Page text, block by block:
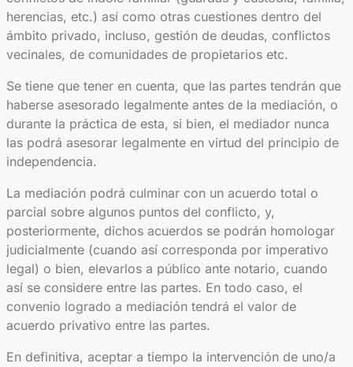
herencias, etc.) así como otras cuestiones dentro del
ámbito privado, incluso, gestión de deudas, conflictos
vecinales, de comunidades de propietarios etc.
Se tiene que tener en cuenta, que las partes tendrán que
haberse asesorado legalmente antes de la mediación, o
durante la práctica de esta, si bien, el mediador nunca
las podrá asesorar legalmente en virtud del principio de
independencia.
La mediación podrá culminar con un acuerdo total o
parcial sobre algunos puntos del conflicto, y,
posteriormente, dichos acuerdos se podrán homologar
judicialmente (cuando así corresponda por imperativo
legal) o bien, elevarlos a público ante notario, cuando
así se considere entre las partes. En todo caso, el
convenio logrado a mediación tendrá el valor de
acuerdo privativo entre las partes.
En definitiva, aceptar a tiempo la intervención de uno/a